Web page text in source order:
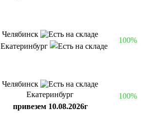
Челябинск
Екатеринбург
100%
Челябинск
Екатеринбург
привезем 10.08.2026г
100%